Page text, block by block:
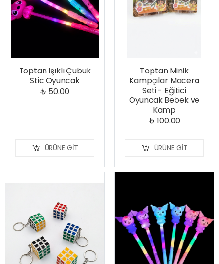
Toptan Işıklı Çubuk
Stic Oyuncak
₺ 50.00
ÜRÜNE GIT
Toptan Minik
Kampçılar Macera
Seti - Eğitici
Oyuncak Bebek ve
Kamp
₺ 100.00
ÜRÜNE GIT